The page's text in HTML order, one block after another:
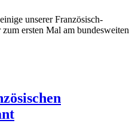
unserer Französisch-
ersten Mal am bundesweiten